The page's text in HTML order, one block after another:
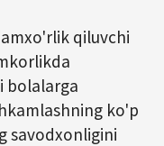
qiluvchi
bolalarga
ko'p
savodxonligini